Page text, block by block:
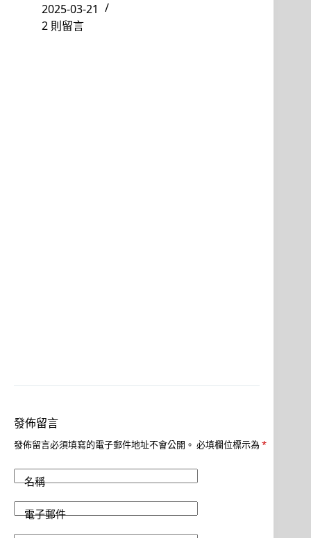
2025-03-21
2 則留言
發佈留言
發佈留言必須填寫的電子郵件地址不會公開。 必填欄位標示為 *
名稱
電子郵件